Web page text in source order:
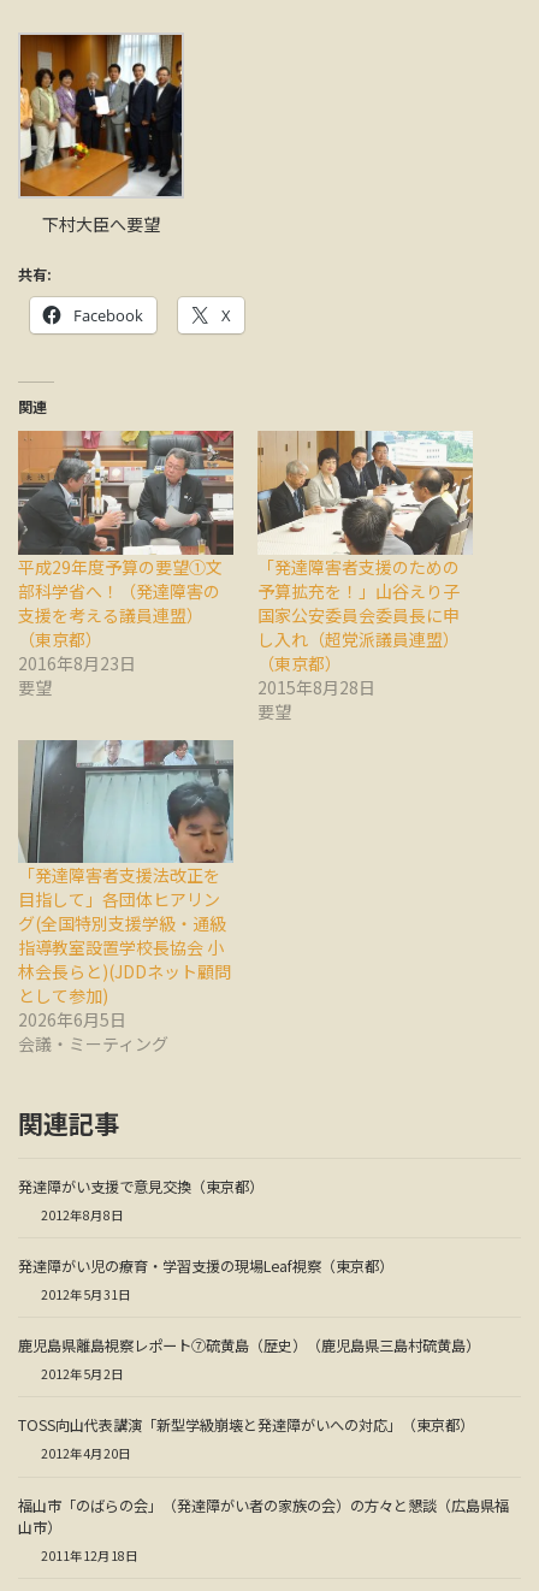
下村大臣へ要望
共有:
Facebook X
関連
平成29年度予算の要望①文
部科学省へ！（発達障害の
支援を考える議員連盟）
（東京都）
2016年8月23日
要望
「発達障害者支援のための
予算拡充を！」山谷えり子
国家公安委員会委員長に申
し入れ（超党派議員連盟）
（東京都）
2015年8月28日
要望
「発達障害者支援法改正を
目指して」各団体ヒアリン
グ(全国特別支援学級・通級
指導教室設置学校長協会 小
林会長らと)(JDDネット顧問
として参加)
2026年6月5日
会議・ミーティング
関連記事
発達障がい支援で意見交換（東京都）
2012年8月8日
発達障がい児の療育・学習支援の現場Leaf視察（東京都）
2012年5月31日
鹿児島県離島視察レポート⑦硫黄島（歴史）（鹿児島県三島村硫黄島）
2012年5月2日
TOSS向山代表講演「新型学級崩壊と発達障がいへの対応」（東京都）
2012年4月20日
福山市「のばらの会」（発達障がい者の家族の会）の方々と懇談（広島県福
山市）
2011年12月18日